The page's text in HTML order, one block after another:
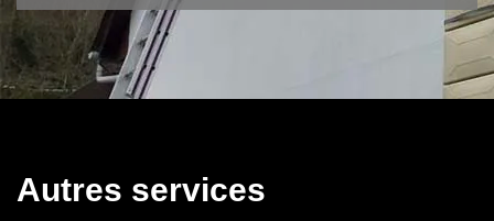
Autres services